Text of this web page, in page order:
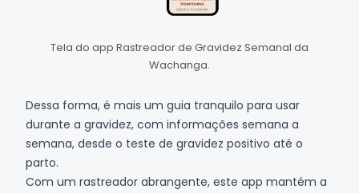
Tela do app Rastreador de Gravidez Semanal da
Wachanga.
Dessa forma, é mais um guia tranquilo para usar
durante a gravidez, com informações semana a
semana, desde o teste de gravidez positivo até o
parto.
Com um rastreador abrangente, este app mantém a